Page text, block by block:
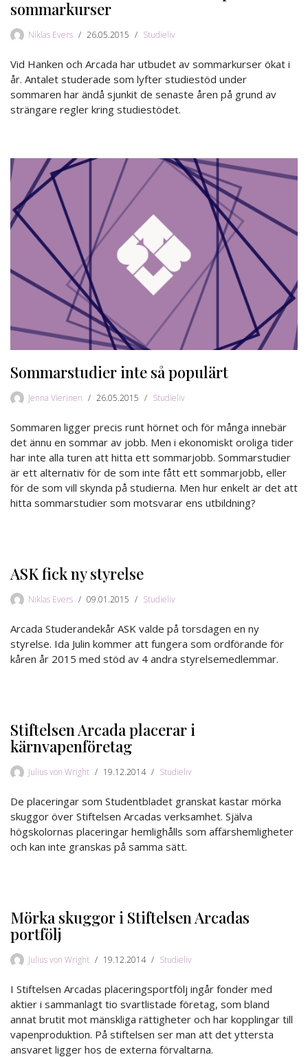
sommarkurser
Niklas Evers 26.05.2015 Studieliv
Vid Hanken och Arcada har utbudet av sommarkurser ökat i
år. Antalet studerade som lyfter studiestöd under
sommaren har ändå sjunkit de senaste åren på grund av
strängare regler kring studiestödet.
Sommarstudier inte så populärt
Jenna Vierinen 26.05.2015 Studieliv
Sommaren ligger precis runt hörnet och för många innebär
det ännu en sommar av jobb. Men i ekonomiskt oroliga tider
har inte alla turen att hitta ett sommarjobb. Sommarstudier
är ett alternativ för de som inte fått ett sommarjobb, eller
för de som vill skynda på studierna. Men hur enkelt är det att
hitta sommarstudier som motsvarar ens utbildning?
ASK fick ny styrelse
Niklas Evers 09.01.2015 Studieliv
Arcada Studerandekår ASK valde på torsdagen en ny
styrelse. Ida Julin kommer att fungera som ordförande för
kåren år 2015 med stöd av 4 andra styrelsemedlemmar.
Stiftelsen Arcada placerar i
kärnvapenföretag
Julius von Wright 19.12.2014 Studieliv
De placeringar som Studentbladet granskat kastar mörka
skuggor över Stiftelsen Arcadas verksamhet. Själva
högskolornas placeringar hemlighålls som affärshemligheter
och kan inte granskas på samma sätt.
Mörka skuggor i Stiftelsen Arcadas
portfölj
Julius von Wright 19.12.2014 Studieliv
I Stiftelsen Arcadas placeringsportfölj ingår fonder med
aktier i sammanlagt tio svartlistade företag, som bland
annat brutit mot mänskliga rättigheter och har kopplingar till
vapenproduktion. På stiftelsen ser man att det yttersta
ansvaret ligger hos de externa förvaltarna.